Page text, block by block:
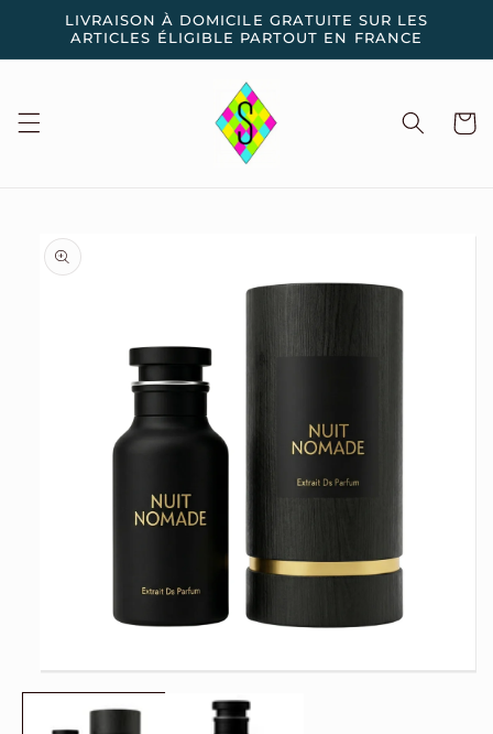
passer
contenu
LIVRAISON À DOMICILE GRATUITE SUR LES
ARTICLES ÉLIGIBLE PARTOUT EN FRANCE
Panier
Passer aux
informations
produits
le